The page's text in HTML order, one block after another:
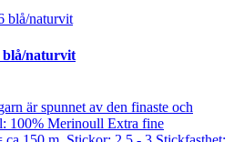
blå/naturvit
är spunnet av den finaste och
100% Merinoull Extra fine